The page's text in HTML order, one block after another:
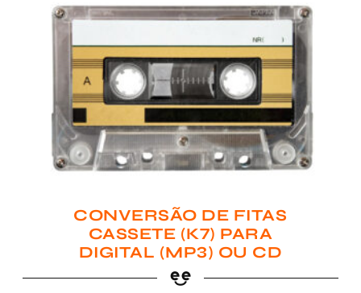
CONVERSÃO DE FITAS
CASSETE (K7) PARA
DIGITAL (MP3) OU CD